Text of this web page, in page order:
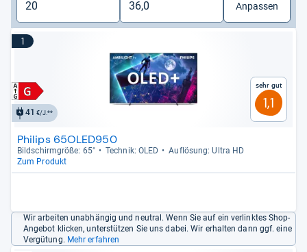
Anpassen
1
41 €/J.**
Sehr gut
1,1
Philips 65OLED950
Bild­schirm­größe: 65" Tech­nik: OLED
Auf­lö­sung: Ultra HD
Zum Produkt
Wir arbeiten unabhängig und neutral. Wenn Sie auf ein verlinktes Shop-
Angebot klicken, unterstützen Sie uns dabei. Wir erhalten dann ggf. eine
Vergütung. Mehr erfahren